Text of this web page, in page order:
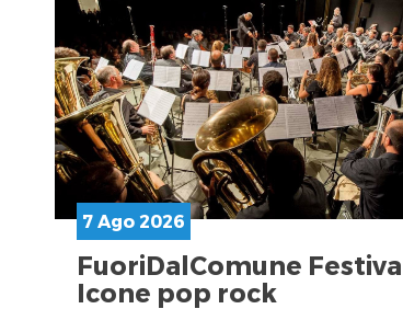
7 Ago 2026
FuoriDalComune Festival
Icone pop rock